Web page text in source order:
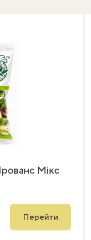
Мікс
Перейти